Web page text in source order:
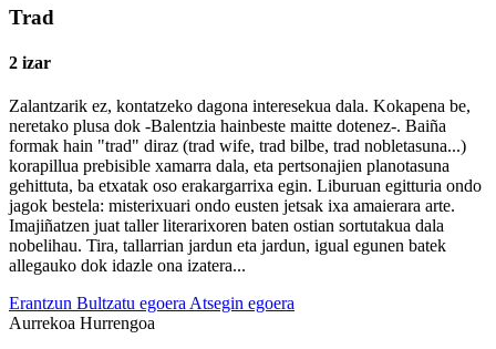
Trad
2 izar
Zalantzarik ez, kontatzeko dagona interesekua dala. Kokapena be,
neretako plusa dok -Balentzia hainbeste maitte dotenez-. Baiña
formak hain "trad" diraz (trad wife, trad bilbe, trad nobletasuna...)
korapillua prebisible xamarra dala, eta pertsonajien planotasuna
gehittuta, ba etxatak oso erakargarrixa egin. Liburuan egitturia ondo
jagok bestela: misterixuari ondo eusten jetsak ixa amaierara arte.
Imajiñatzen juat taller literarixoren baten ostian sortutakua dala
nobelihau. Tira, tallarrian jardun eta jardun, igual egunen batek
allegauko dok idazle ona izatera...
Erantzun Bultzatu egoera Atsegin egoera
Aurrekoa Hurrengoa